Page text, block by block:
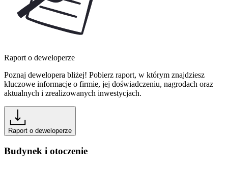
Raport o deweloperze
Poznaj dewelopera bliżej! Pobierz raport, w którym znajdziesz
kluczowe informacje o firmie, jej doświadczeniu, nagrodach oraz
aktualnych i zrealizowanych inwestycjach.
Raport o deweloperze
Budynek i otoczenie